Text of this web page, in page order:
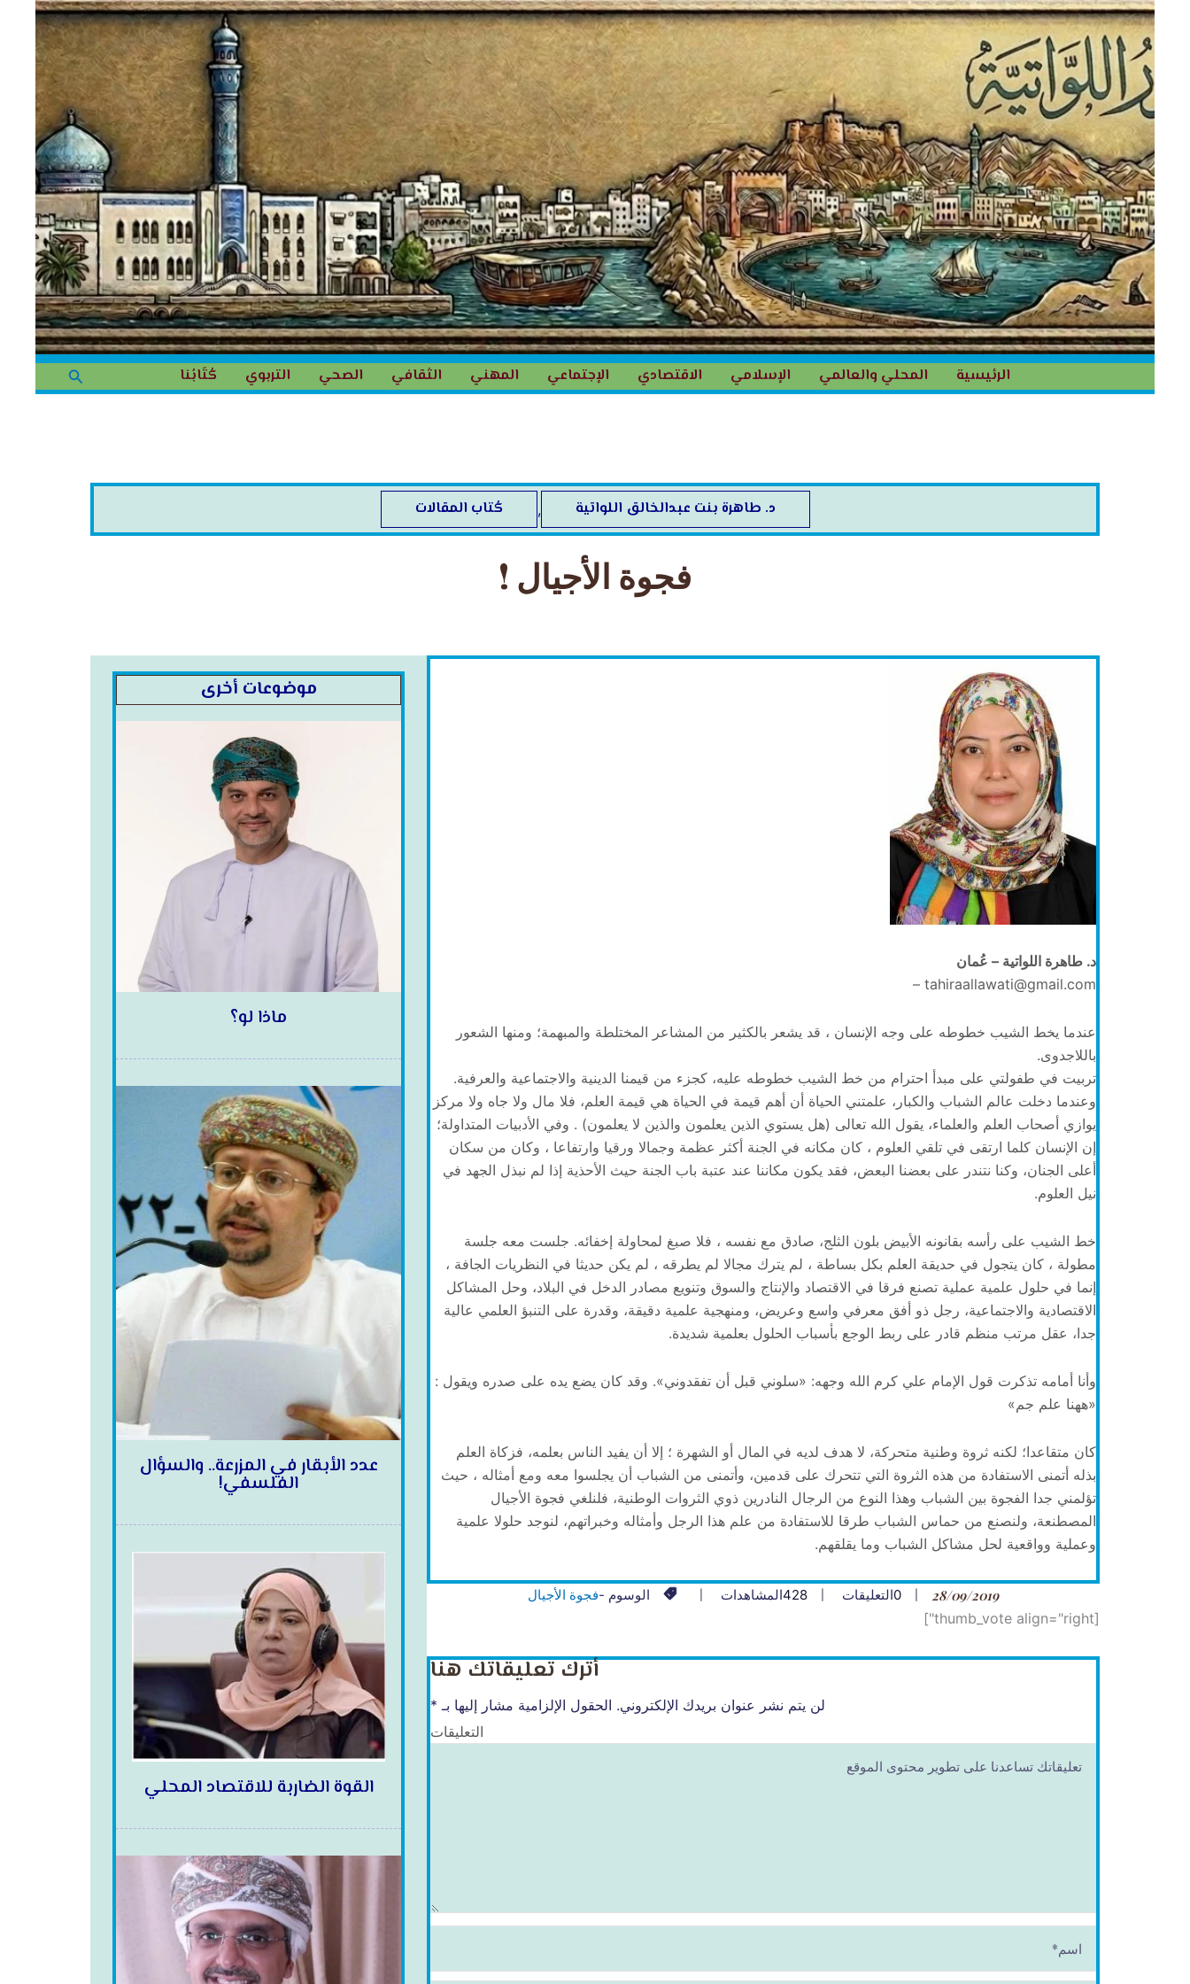
المحتوى
الرئيسية المحلي والعالمي الإسلامي الاقتصادي الإجتماعي المهني الثقافي الصحي التربوي كُتَابُنا البحث
د. طاهرة بنت عبدالخالق اللواتية , كُتاب المقالات
فجوة الأجيال !
د. طاهرة اللواتية – عُمان
tahiraallawati@gmail.com –
عندما يخط الشيب خطوطه على وجه الإنسان ، قد يشعر بالكثير من المشاعر المختلطة والمبهمة؛ ومنها الشعور
باللاجدوى.
تربيت في طفولتي على مبدأ احترام من خط الشيب خطوطه عليه، كجزء من قيمنا الدينية والاجتماعية والعرفية.
وعندما دخلت عالم الشباب والكبار، علمتني الحياة أن أهم قيمة في الحياة هي قيمة العلم، فلا مال ولا جاه ولا مركز
يوازي أصحاب العلم والعلماء، يقول الله تعالى (هل يستوي الذين يعلمون والذين لا يعلمون) . وفي الأدبيات المتداولة؛
إن الإنسان كلما ارتقى في تلقي العلوم ، كان مكانه في الجنة أكثر عظمة وجمالا ورقيا وارتفاعا ، وكان من سكان
أعلى الجنان، وكنا نتندر على بعضنا البعض، فقد يكون مكاننا عند عتبة باب الجنة حيث الأحذية إذا لم نبذل الجهد في
نيل العلوم.
خط الشيب على رأسه بقانونه الأبيض بلون الثلج، صادق مع نفسه ، فلا صبغ لمحاولة إخفائه. جلست معه جلسة
مطولة ، كان يتجول في حديقة العلم بكل بساطة ، لم يترك مجالا لم يطرقه ، لم يكن حديثا في النظريات الجافة ،
إنما في حلول علمية عملية تصنع فرقا في الاقتصاد والإنتاج والسوق وتنويع مصادر الدخل في البلاد، وحل المشاكل
الاقتصادية والاجتماعية، رجل ذو أفق معرفي واسع وعريض، ومنهجية علمية دقيقة، وقدرة على التنبؤ العلمي عالية
جدا، عقل مرتب منظم قادر على ربط الوجع بأسباب الحلول بعلمية شديدة.
وأنا أمامه تذكرت قول الإمام علي كرم الله وجهه: «سلوني قبل أن تفقدوني». وقد كان يضع يده على صدره ويقول :
«ههنا علم جم»
كان متقاعدا؛ لكنه ثروة وطنية متحركة، لا هدف لديه في المال أو الشهرة ؛ إلا أن يفيد الناس بعلمه، فزكاة العلم
بذله أتمنى الاستفادة من هذه الثروة التي تتحرك على قدمين، وأتمنى من الشباب أن يجلسوا معه ومع أمثاله ، حيث
تؤلمني جدا الفجوة بين الشباب وهذا النوع من الرجال النادرين ذوي الثروات الوطنية، فلنلغي فجوة الأجيال
المصطنعة، ولنصنع من حماس الشباب طرقا للاستفادة من علم هذا الرجل وأمثاله وخبراتهم، لنوجد حلولا علمية
وعملية وواقعية لحل مشاكل الشباب وما يقلقهم.
28/09/2019
0التعليقات 428المشاهدات الوسوم -فجوة اﻷجيال
[thumb_vote align="right"]
أترك تعليقاتك هنا
لن يتم نشر عنوان بريدك الإلكتروني. الحقول الإلزامية مشار إليها بـ *
التعليقات
م
موضوعات أخرى
ماذا لو؟
عدد الأبقار في المزرعة.. والسؤال
الفلسفي!
القوة الضاربة للاقتصاد المحلي